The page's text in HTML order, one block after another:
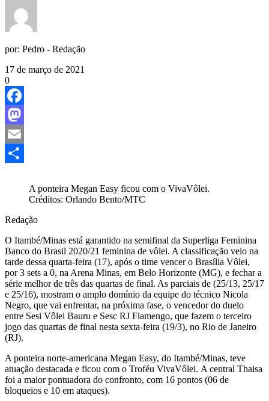
por: Pedro - Redação
17 de março de 2021
0
Facebook
Mastodon
Email
A ponteira Megan Easy ficou com o VivaVôlei.
Créditos: Orlando Bento/MTC
Redação
O Itambé/Minas está garantido na semifinal da Superliga Feminina
Banco do Brasil 2020/21 feminina de vôlei. A classificação veio na
tarde dessa quarta-feira (17), após o time vencer o Brasília Vôlei,
por 3 sets a 0, na Arena Minas, em Belo Horizonte (MG), e fechar a
série melhor de três das quartas de final. As parciais de (25/13, 25/17
e 25/16), mostram o amplo domínio da equipe do técnico Nicola
Negro, que vai enfrentar, na próxima fase, o vencedor do duelo
entre Sesi Vôlei Bauru e Sesc RJ Flamengo, que fazem o terceiro
jogo das quartas de final nesta sexta-feira (19/3), no Rio de Janeiro
(RJ).
A ponteira norte-americana Megan Easy, do Itambé/Minas, teve
atuação destacada e ficou com o Troféu VivaVôlei. A central Thaisa
foi a maior pontuadora do confronto, com 16 pontos (06 de
bloqueios e 10 em ataques).